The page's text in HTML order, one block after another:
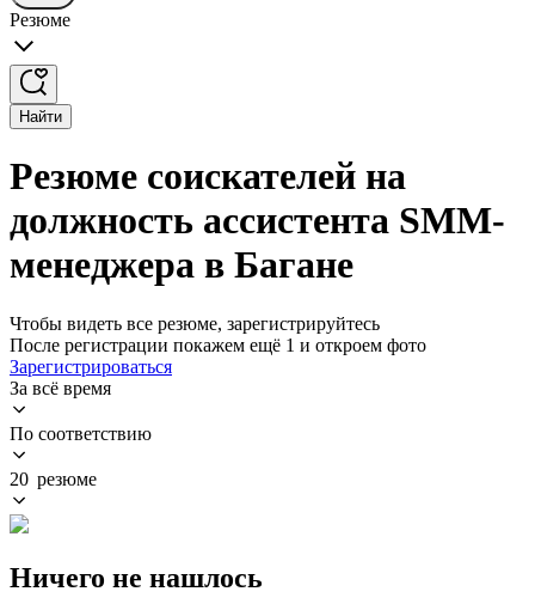
Резюме
Найти
Резюме соискателей на
должность ассистента SMM-
менеджера в Багане
Чтобы видеть все резюме, зарегистрируйтесь
После регистрации покажем ещё 1 и откроем фото
Зарегистрироваться
За всё время
По соответствию
20 резюме
Ничего не нашлось